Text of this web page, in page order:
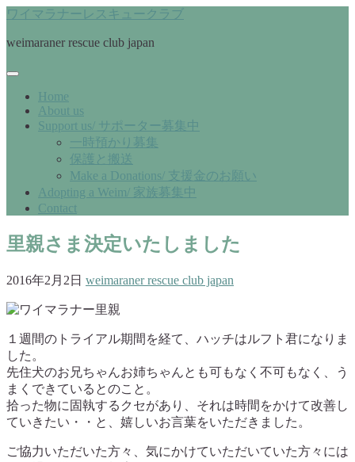
ワイマラナーレスキュークラブ
weimaraner rescue club japan
Home
About us
Support us/ サポーター募集中
一時預かり募集
保護と搬送
Make a Donations/ 支援金のお願い
Adopting a Weim/ 家族募集中
Contact
里親さま決定いたしました
2016年2月2日 weimaraner rescue club japan
１週間のトライアル期間を経て、ハッチはルフト君になりま
した。
先住犬のお兄ちゃんお姉ちゃんとも可もなく不可もなく、う
まくできているとのこと。
拾った物に固執するクセがあり、それは時間をかけて改善し
ていきたい・・と、嬉しいお言葉をいただきました。
ご協力いただいた方々、気にかけていただいていた方々には